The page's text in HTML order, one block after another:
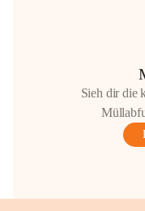
Sieh dir die